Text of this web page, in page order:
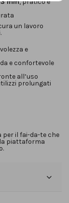
un lavoro
e
e confortevole
all’uso
prolungati
per il fai-da-te che
piattaforma